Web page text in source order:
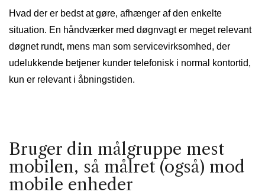
Hvad der er bedst at gøre, afhænger af den enkelte
situation. En håndværker med døgnvagt er meget relevant
døgnet rundt, mens man som servicevirksomhed, der
udelukkende betjener kunder telefonisk i normal kontortid,
kun er relevant i åbningstiden.
Bruger din målgruppe mest
mobilen, så målret (også) mod
mobile enheder